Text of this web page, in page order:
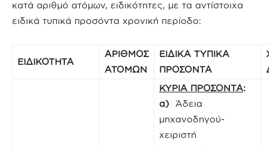
κατά αριθμό ατόμων, ειδικότητες, με τα αντίστοιχα
ειδικά τυπικά προσόντα χρονική περίοδο:
ΕΙΔΙΚΟΤΗΤΑ
ΑΡΙΘΜΟΣ
ΑΤΟΜΩΝ
ΕΙΔΙΚΑ ΤΥΠΙΚΑ
ΠΡΟΣΟΝΤΑ
ΚΥΡΙΑ ΠΡΟΣΟΝΤΑ:
α)
Άδεια
μηχανοδηγού-
χειριστή